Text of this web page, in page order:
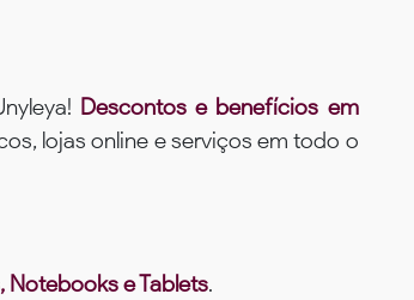
Descontos e benefícios em
lojas online e serviços em todo o
Notebooks e Tablets.